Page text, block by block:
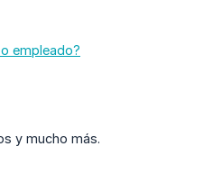
empleado?
y mucho más.